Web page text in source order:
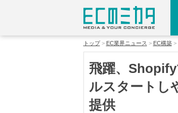
トップ EC業界ニュース EC構築
飛躍、
ルスタートし
提供